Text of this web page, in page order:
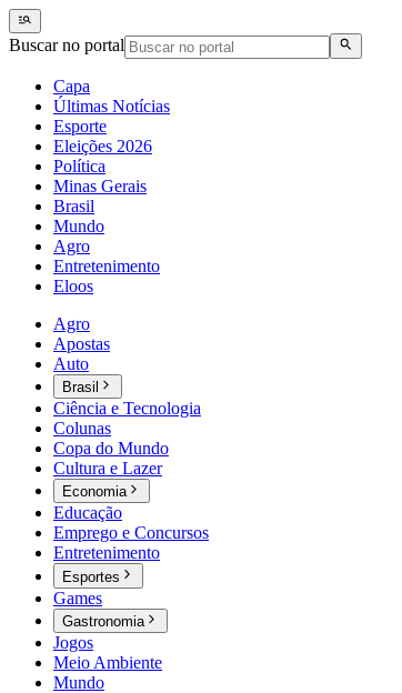
Buscar no portal
Capa
Últimas Notícias
Esporte
Eleições 2026
Política
Minas Gerais
Brasil
Mundo
Agro
Entretenimento
Eloos
Agro
Apostas
Auto
Brasil
Ciência e Tecnologia
Colunas
Copa do Mundo
Cultura e Lazer
Economia
Educação
Emprego e Concursos
Entretenimento
Esportes
Games
Gastronomia
Jogos
Meio Ambiente
Mundo